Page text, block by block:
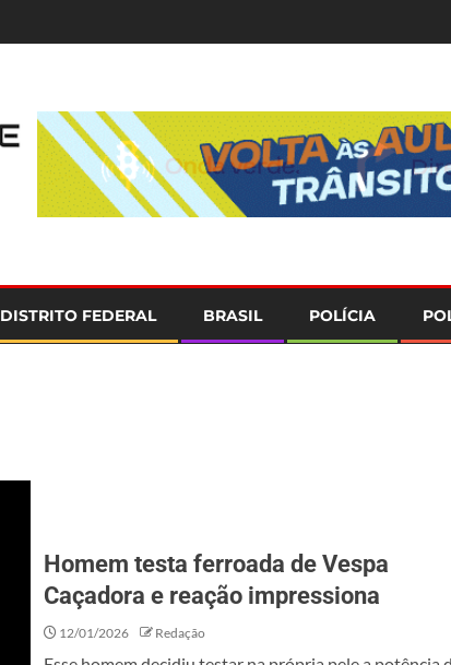
DISTRITO FEDERAL BRASIL POLÍCIA
Homem testa ferroada de Vespa
Caçadora e reação impressiona
12/01/2026 Redação